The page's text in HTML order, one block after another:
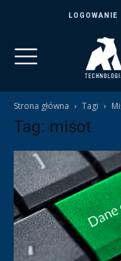
LOGOWANIE
Strona główna Tagi
Tag: miśot